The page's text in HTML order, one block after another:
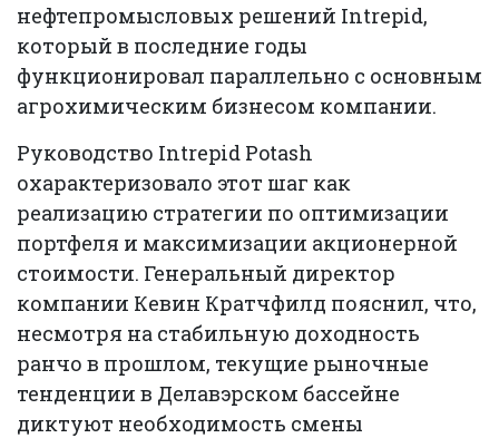
нефтепромысловых решений Intrepid,
который в последние годы
функционировал параллельно с основным
агрохимическим бизнесом компании.
Руководство Intrepid Potash
охарактеризовало этот шаг как
реализацию стратегии по оптимизации
портфеля и максимизации акционерной
стоимости. Генеральный директор
компании Кевин Кратчфилд пояснил, что,
несмотря на стабильную доходность
ранчо в прошлом, текущие рыночные
тенденции в Делавэрском бассейне
диктуют необходимость смены